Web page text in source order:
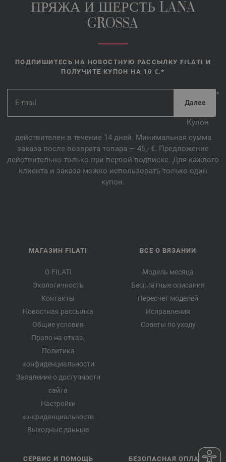
ПРЯЖА И ШЕРСТЬ LANA
GROSSA
ПОДПИШИТЕСЬ НА НОВОСТНУЮ РАССЫЛКУ FILATI И
ПОЛУЧИТЕ КУПОН НА 10 €.*
*
Купон
действителен в течение 14 дней. Минимальная сумма
заказа после возврата товара — 45,- €. Предложение
действительно только при первой подписке. Для каждого
клиента и заказа можно использовать только один
купон.
МАГАЗИН FILATI
О FILATI
Экологичность
Контакты
Новостная рассылка
Общие условия
Право на отказ.
Политика
конфиденциальности
Заявление о доступности
сайта
Настройки
конфиденциальности
Выходные данные
ВСЕ О ВЯЗАНИИ
Модель месяца
Бесплатные описания
Пересчет моделей
Исправления
Советы по уходу
СЕРВИС И ПОМОЩЬ БЕЗОПАСНАЯ ОПЛАТА